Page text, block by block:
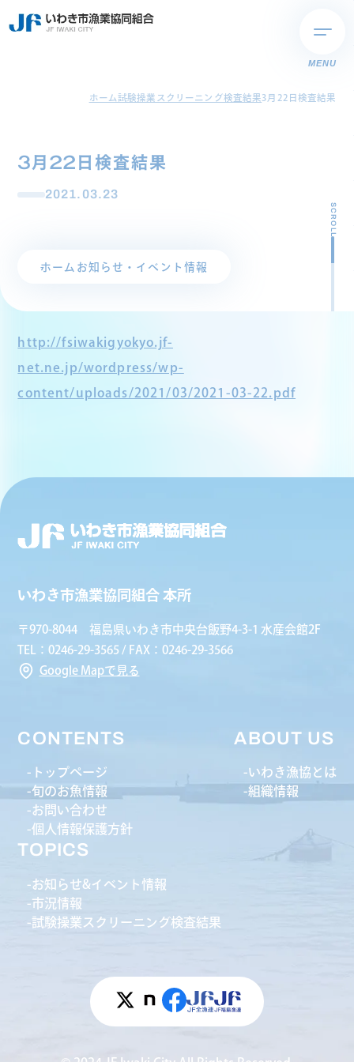
MENU
ホーム試験操業スクリーニング検査結果3月22日検査結果
3月22日検査結果
2021.03.23
ホーム お知らせ・イベント情報
SCROLL
http://fsiwakigyokyo.jf-
net.ne.jp/wordpress/wp-
content/uploads/2021/03/2021-03-22.pdf
いわき市漁業協同組合 本所
〒970-8044 福島県いわき市中央台飯野4-3-1 水産会館2F
TEL：0246-29-3565 / FAX：0246-29-3566
Google Mapで見る
CONTENTS
トップページ
旬のお魚情報
お問い合わせ
個人情報保護方針
ABOUT US
いわき漁協とは
組織情報
TOPICS
お知らせ&イベント情報
市況情報
試験操業スクリーニング検査結果